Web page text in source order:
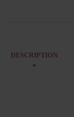
DESCRIPTION